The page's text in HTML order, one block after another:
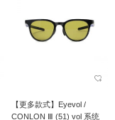
【更多款式】Eyevol /
CONLON Ⅲ (51) vol 系统